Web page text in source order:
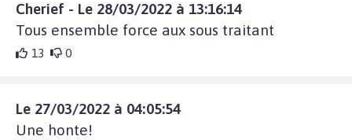
Cherief - Le 28/03/2022 à 13:16:14
Tous ensemble force aux sous traitant
13 0
Le 27/03/2022 à 04:05:54
Une honte!